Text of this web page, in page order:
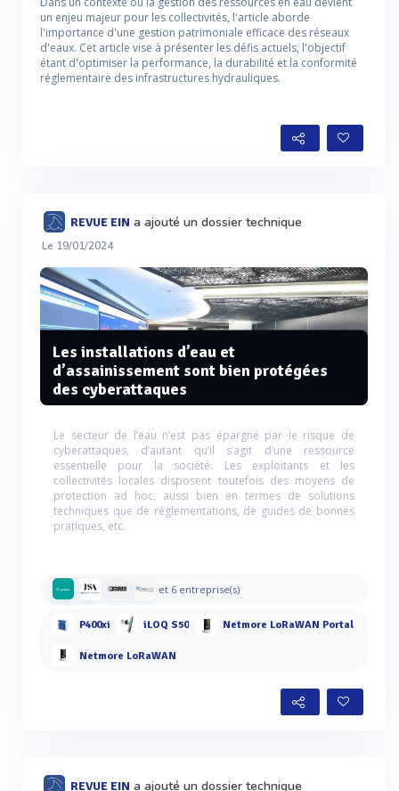
un enjeu majeur pour les collectivités, l'article aborde
l'importance d'une gestion patrimoniale efficace des réseaux
d'eaux. Cet article vise à présenter les défis actuels, l'objectif
étant d'optimiser la performance, la durabilité et la conformité
réglementaire des infrastructures hydrauliques.
REVUE EIN a ajouté un dossier technique
Le 19/01/2024
Les installations d’eau et
d’assainissement sont bien protégées
des cyberattaques
Le secteur de l’eau n’est pas épargné par le risque de
cyberattaques, d’autant qu’il s’agit d’une ressource
essentielle pour la société. Les exploitants et les
collectivités locales disposent toutefois des moyens de
protection ad hoc, aussi bien en termes de solutions
techniques que de réglementations, de guides de bonnes
pratiques, etc.
et 6 entreprise(s)
P400xi iLOQ S50 Netmore LoRaWAN Portal
Netmore LoRaWAN
REVUE EIN a ajouté un dossier technique